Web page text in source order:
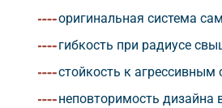
оригинальная система
ибкость при радиусе
стойкость к агрессивным
неповторимость дизайна